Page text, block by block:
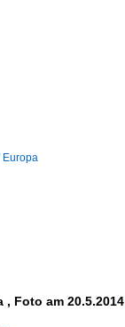
Europa
, Foto am 20.5.2014